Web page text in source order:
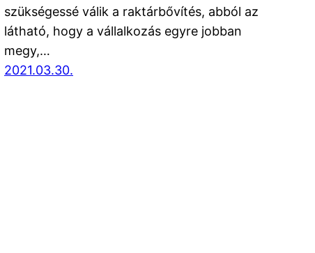
szükségessé válik a raktárbővítés, abból az
látható, hogy a vállalkozás egyre jobban
megy,…
2021.03.30.